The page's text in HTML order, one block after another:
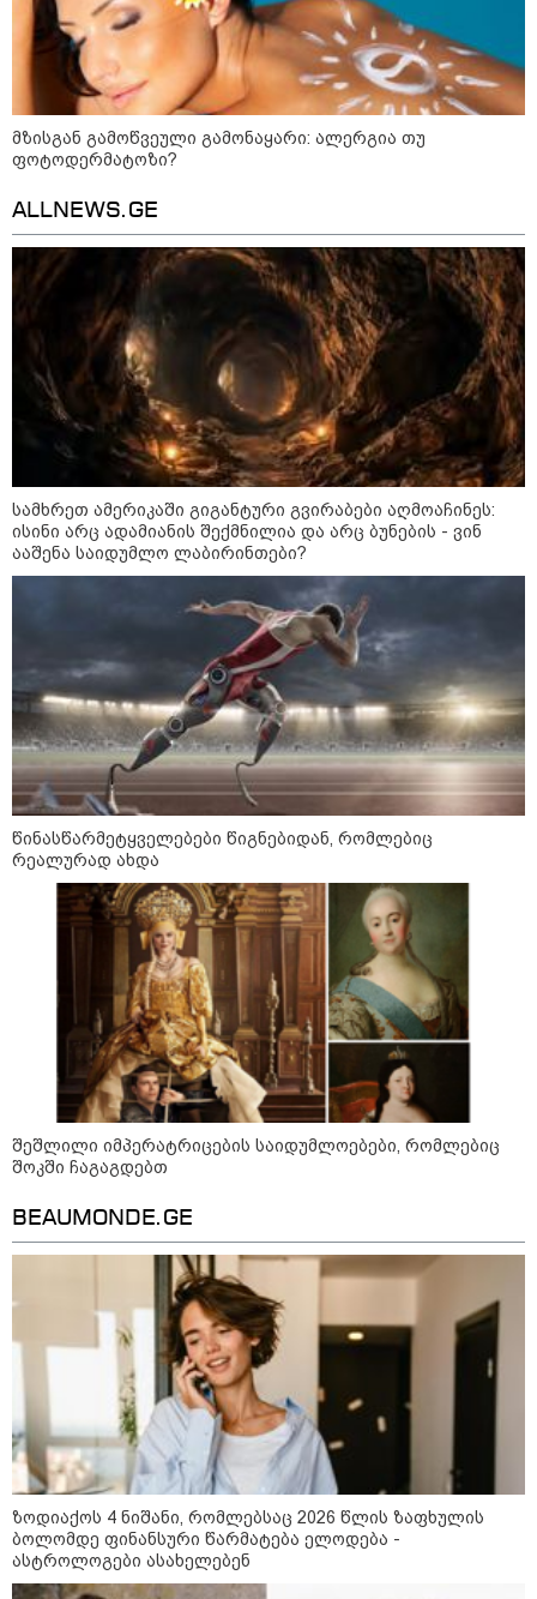
22:45 / 07-08-2026
14 წლის მოზარდმა საკუთარი
პაპა და ბებია მოკლა, შემდეგ კი
13:24 / 07-08-2026
ევროპაში საწვავის ფასები
მკვეთრად შეიცვალა - რომელ
ქვეყნებშია ბენზინი ყველაზე
ძვირი და ყველაზე იაფი
09:52 / 07-08-2026
"რაკეტები ჩვენც გვჭირდება" -
დონალდ ტრამპი უკრაინისთვის
Patriot-ის რაკეტების გაგზავნაზე
კატეგორიის ყველა სიახლე
დიმიტრი მედვედევი -
დასავლეთმა საქართველო ჩვენ
წინააღმდეგ გეოპოლიტიკური
ეს მისთვის ხელსაყრელი იყო
დავით ღვინჯილია გიორგი
ბარამიძეზე - მისმა განცხადებამ
ქვეყანა დააზიანა და
მებრძოლებსა და ვეტერანებს
შეურაცხყოფა მიაყენა
ნიკა გვარამია ირაკლი კობახიძის
განცხადებაზე - აი, ეს არის
სამშობლოს ღალატი -
ნამდვილად, უტყუარად და არა
მხოლოდ პოლიტიკურ, ემოციურ
მთლიანობას მხარს უჭერს
მოზაიკა
მზისგან გამოწვეული გამონაყარი: ალერგია თუ
ფოტოდერმატოზი?
ALLNEWS.GE
სამხრეთ ამერიკაში გიგანტური გვირაბები აღმოაჩინეს:
ისინი არც ადამიანის შექმნილია და არც ბუნების - ვინ
ააშენა საიდუმლო ლაბირინთები?
წინასწარმეტყველებები წიგნებიდან, რომლებიც
რეალურად ახდა
შეშლილი იმპერატრიცების საიდუმლოებები, რომლებიც
შოკში ჩაგაგდებთ
BEAUMONDE.GE
ზოდიაქოს 4 ნიშანი, რომლებსაც 2026 წლის ზაფხულის
ბოლომდე ფინანსური წარმატება ელოდება -
ასტროლოგები ასახელებენ